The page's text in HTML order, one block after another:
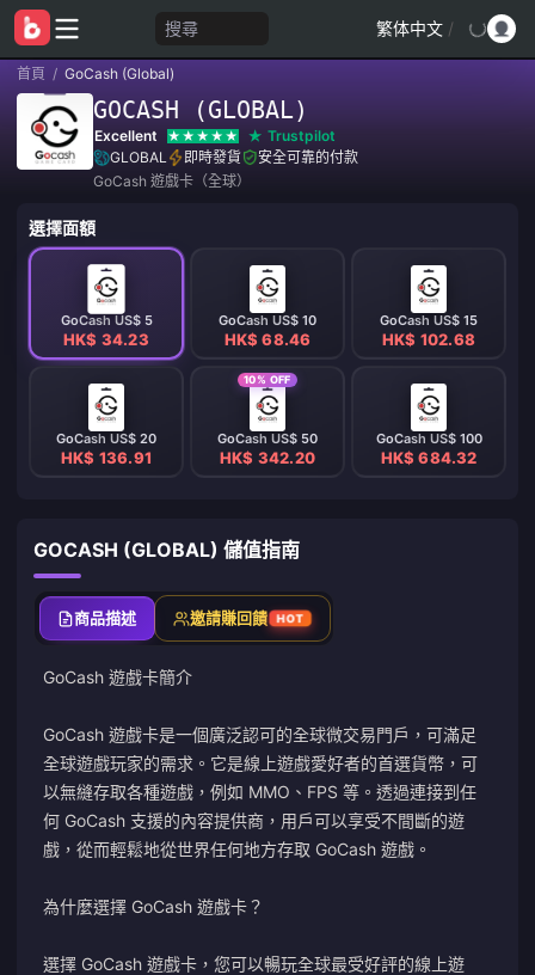
搜尋 繁体中文 /
首頁 / GoCash (Global)
GOCASH (GLOBAL)
Excellent
Trustpilot
GLOBAL
即時發貨
安全可靠的付款
GoCash 遊戲卡（全球）
選擇面額
GoCash US$ 5
HK$ 34.23
GoCash US$ 10
HK$ 68.46
GoCash US$ 15
HK$ 102.68
GoCash US$ 20
HK$ 136.91
10% OFF
GoCash US$ 50
HK$ 342.20
GoCash US$ 100
HK$ 684.32
GOCASH (GLOBAL) 儲值指南
商品描述 邀請賺回饋 HOT
GoCash 遊戲卡簡介
GoCash 遊戲卡是一個廣泛認可的全球微交易門戶，可滿足
全球遊戲玩家的需求。它是線上遊戲愛好者的首選貨幣，可
以無縫存取各種遊戲，例如 MMO、FPS 等。透過連接到任
何 GoCash 支援的內容提供商，用戶可以享受不間斷的遊
戲，從而輕鬆地從世界任何地方存取 GoCash 遊戲。
為什麼選擇 GoCash 遊戲卡？
選擇 GoCash 遊戲卡，您可以暢玩全球最受好評的線上遊